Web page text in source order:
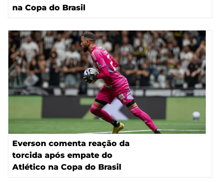
na Copa do Brasil
Everson comenta reação da
torcida após empate do
Atlético na Copa do Brasil